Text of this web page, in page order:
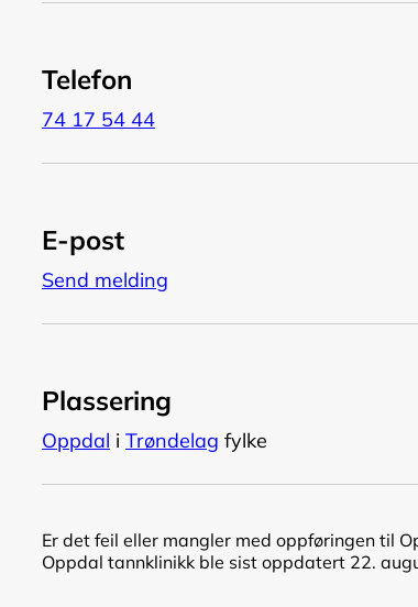
Telefon
74 17 54 44
E-post
Send melding
Plassering
Oppdal i Trøndelag fylke
Er det feil eller mangler med oppføringen til
Oppdal tannklinikk ble sist oppdatert 22.